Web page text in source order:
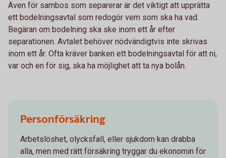
Även för sambos som separerar är det viktigt att upprätta
ett bodelningsavtal som redogör vem som ska ha vad.
Begäran om bodelning ska ske inom ett år efter
separationen. Avtalet behöver nödvändigtvis inte skrivas
inom ett år. Ofta kräver banken ett bodelningsavtal för att ni,
var och en för sig, ska ha möjlighet att ta nya bolån.
Personförsäkring
Arbetslöshet, olycksfall, eller sjukdom kan drabba
alla, men med rätt försäkring tryggar du ekonomin för